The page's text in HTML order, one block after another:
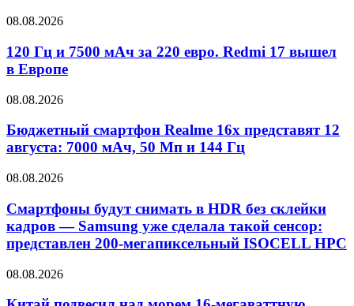
08.08.2026
120 Гц и 7500 мАч за 220 евро. Redmi 17 вышел
в Европе
08.08.2026
Бюджетный смартфон Realme 16x представят 12
августа: 7000 мАч, 50 Мп и 144 Гц
08.08.2026
Смартфоны будут снимать в HDR без склейки
кадров — Samsung уже сделала такой сенсор:
представлен 200-мегапиксельный ISOCELL HPC
08.08.2026